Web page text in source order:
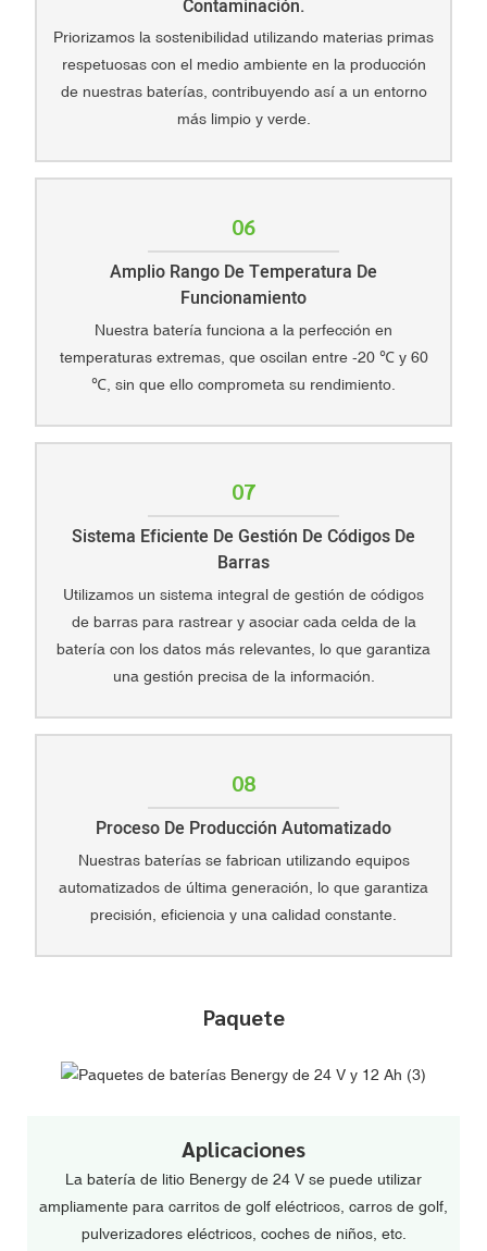
Contaminación.
Priorizamos la sostenibilidad utilizando materias primas
respetuosas con el medio ambiente en la producción
de nuestras baterías, contribuyendo así a un entorno
más limpio y verde.
06
Amplio Rango De Temperatura De
Funcionamiento
Nuestra batería funciona a la perfección en
temperaturas extremas, que oscilan entre -20 ℃ y 60
℃, sin que ello comprometa su rendimiento.
07
Sistema Eficiente De Gestión De Códigos De
Barras
Utilizamos un sistema integral de gestión de códigos
de barras para rastrear y asociar cada celda de la
batería con los datos más relevantes, lo que garantiza
una gestión precisa de la información.
08
Proceso De Producción Automatizado
Nuestras baterías se fabrican utilizando equipos
automatizados de última generación, lo que garantiza
precisión, eficiencia y una calidad constante.
Paquete
Aplicaciones
La batería de litio Benergy de 24 V se puede utilizar
ampliamente para carritos de golf eléctricos, carros de golf,
pulverizadores eléctricos, coches de niños, etc.